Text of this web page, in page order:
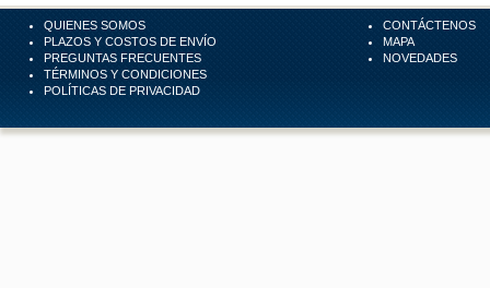
QUIENES SOMOS
PLAZOS Y COSTOS DE ENVÍO
PREGUNTAS FRECUENTES
TÉRMINOS Y CONDICIONES
POLÍTICAS DE PRIVACIDAD
CONTÁCTENOS
MAPA
NOVEDADES